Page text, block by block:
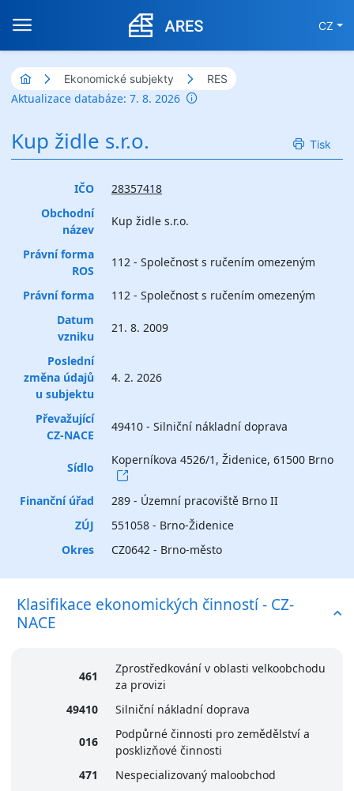
CZ
Ekonomické subjekty RES
Aktualizace databáze: 7. 8. 2026
Kup židle s.r.o. Tisk
IČO
28357418
Obchodní
název
Kup židle s.r.o.
Právní forma
ROS
112 - Společnost s ručením omezeným
Právní forma
112 - Společnost s ručením omezeným
Datum
vzniku
21. 8. 2009
Poslední
změna údajů
u subjektu
4. 2. 2026
Převažující
CZ-NACE
49410 - Silniční nákladní doprava
Sídlo
Koperníkova 4526/1, Židenice, 61500 Brno
Finanční úřad
289 - Územní pracoviště Brno II
ZÚJ
551058 - Brno-Židenice
Okres
CZ0642 - Brno-město
Klasifikace ekonomických činností - CZ-
NACE
461
Zprostředkování v oblasti velkoobchodu
za provizi
49410
Silniční nákladní doprava
016
Podpůrné činnosti pro zemědělství a
posklizňové činnosti
471
Nespecializovaný maloobchod